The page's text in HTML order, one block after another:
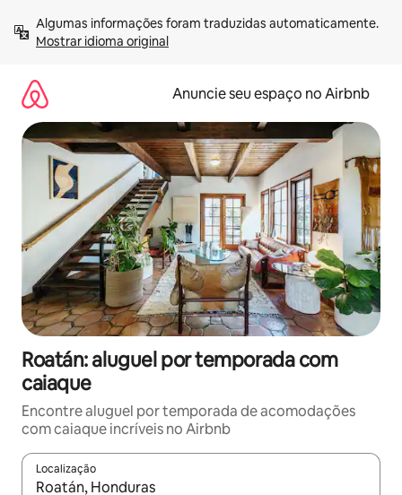
para
Mostrar idioma original
Anuncie seu espaço no Airbnb
Roatán: aluguel por temporada com
caiaque
Encontre aluguel por temporada de acomodações
com caiaque incríveis no Airbnb
Localização
Quando os resultados estiverem disponíveis, explore-os